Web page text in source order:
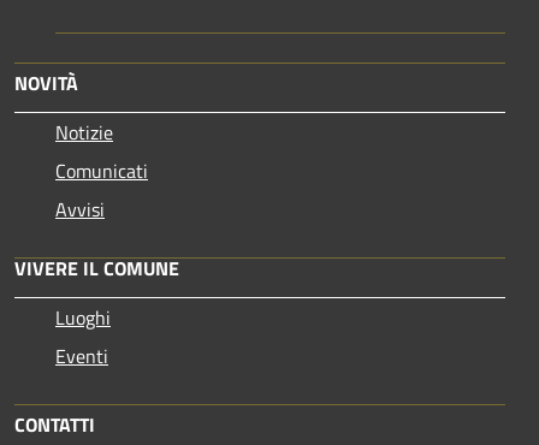
NOVITÀ
Notizie
Comunicati
Avvisi
VIVERE IL COMUNE
Luoghi
Eventi
CONTATTI